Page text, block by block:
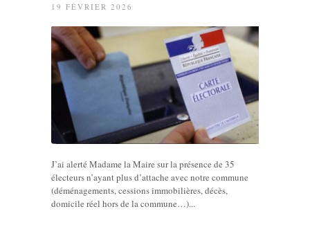
19 FÉVRIER 2026
J’ai alerté Madame la Maire sur la présence de 35
électeurs n’ayant plus d’attache avec notre commune
(déménagements, cessions immobilières, décès,
domicile réel hors de la commune…)...